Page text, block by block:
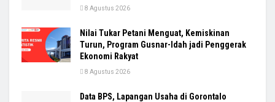
8 Agustus 2026
Nilai Tukar Petani Menguat, Kemiskinan
Turun, Program Gusnar-Idah jadi Penggerak
Ekonomi Rakyat
8 Agustus 2026
Data BPS, Lapangan Usaha di Gorontalo